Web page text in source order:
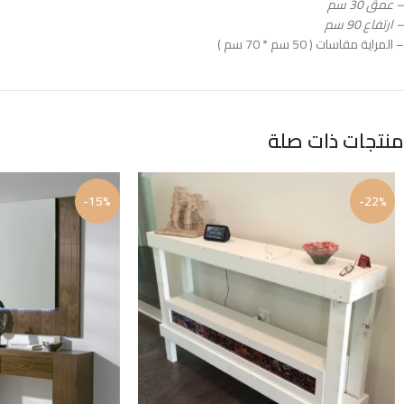
– ارتفاع 90 سم
– المراية مقاسات ( 50 سم * 70 سم )
منتجات ذات صلة
-22%
-15%